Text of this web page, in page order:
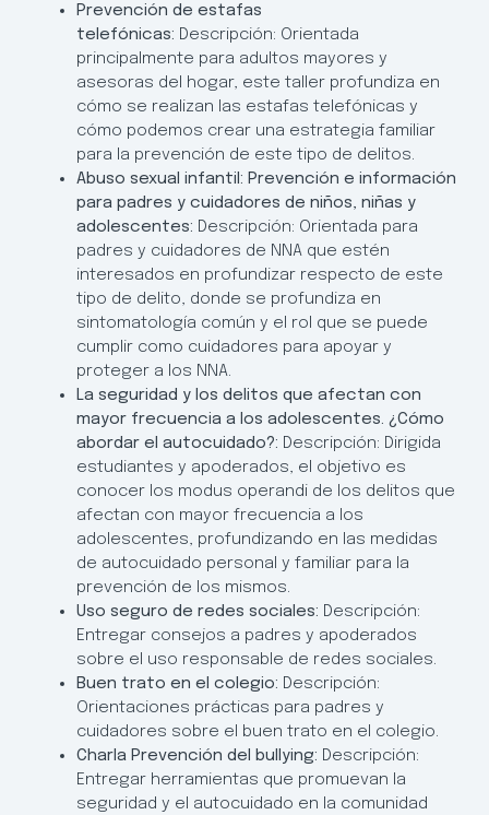
Prevención de estafas
telefónicas: Descripción: Orientada
principalmente para adultos mayores y
asesoras del hogar, este taller profundiza en
cómo se realizan las estafas telefónicas y
cómo podemos crear una estrategia familiar
para la prevención de este tipo de delitos.
Abuso sexual infantil: Prevención e información
para padres y cuidadores de niños, niñas y
adolescentes: Descripción: Orientada para
padres y cuidadores de NNA que estén
interesados en profundizar respecto de este
tipo de delito, donde se profundiza en
sintomatología común y el rol que se puede
cumplir como cuidadores para apoyar y
proteger a los NNA.
La seguridad y los delitos que afectan con
mayor frecuencia a los adolescentes. ¿Cómo
abordar el autocuidado?: Descripción: Dirigida
estudiantes y apoderados, el objetivo es
conocer los modus operandi de los delitos que
afectan con mayor frecuencia a los
adolescentes, profundizando en las medidas
de autocuidado personal y familiar para la
prevención de los mismos.
Uso seguro de redes sociales: Descripción:
Entregar consejos a padres y apoderados
sobre el uso responsable de redes sociales.
Buen trato en el colegio: Descripción:
Orientaciones prácticas para padres y
cuidadores sobre el buen trato en el colegio.
Charla Prevención del bullying: Descripción:
Entregar herramientas que promuevan la
seguridad y el autocuidado en la comunidad